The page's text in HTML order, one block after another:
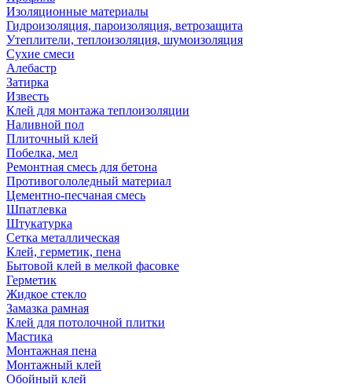
Изоляционные материалы
Гидроизоляция, пароизоляция, ветрозащита
Утеплители, теплоизоляция, шумоизоляция
Сухие смеси
Алебастр
Затирка
Известь
Клей для монтажа теплоизоляции
Наливной пол
Плиточный клей
Побелка, мел
Ремонтная смесь для бетона
Противогололедный материал
Цементно-песчаная смесь
Шпатлевка
Штукатурка
Сетка металлическая
Клей, герметик, пена
Бытовой клей в мелкой фасовке
Герметик
Жидкое стекло
Замазка рамная
Клей для потолочной плитки
Мастика
Монтажная пена
Монтажный клей
Обойный клей